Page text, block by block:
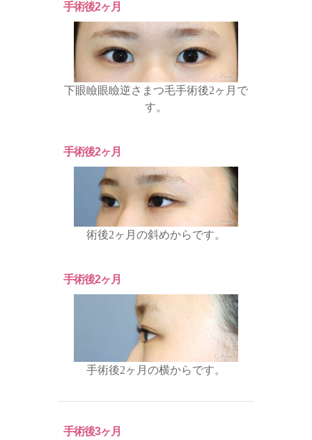
手術後2ヶ月
下眼瞼眼瞼逆さまつ毛手術後2ヶ月で
す。
手術後2ヶ月
術後2ヶ月の斜めからです。
手術後2ヶ月
手術後2ヶ月の横からです。
手術後3ヶ月